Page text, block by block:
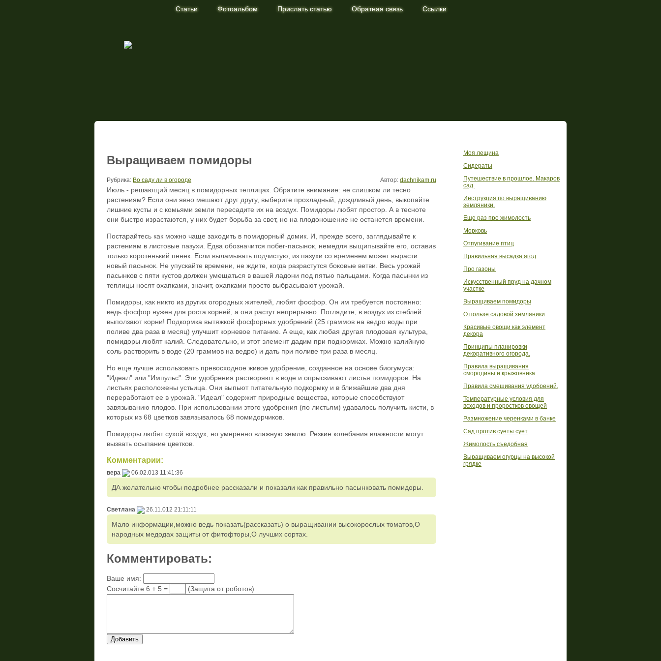
Статьи Фотоальбом Прислать статью Обратная связь Ссылки
Выращиваем помидоры
Рубрика: Во саду ли в огороде Автор: dachnikam.ru
Июль - решающий месяц в помидорных теплицах. Обратите внимание: не слишком ли тесно
растениям? Если они явно мешают друг другу, выберите прохладный, дождливый день, выкопайте
лишние кусты и с комьями земли пересадите их на воздух. Помидоры любят простор. А в тесноте
они быстро израстаются, у них будет борьба за свет, но на плодоношение не останется времени.
Постарайтесь как можно чаще заходить в помидорный домик. И, прежде всего, заглядывайте к
растениям в листовые пазухи. Едва обозначится побег-пасынок, немедля выщипывайте его, оставив
только коротенький пенек. Если выламывать подчистую, из пазухи со временем может вырасти
новый пасынок. Не упускайте времени, не ждите, когда разрастутся боковые ветви. Весь урожай
пасынков с пяти кустов должен умещаться в вашей ладони под пятью пальцами. Когда пасынки из
теплицы носят охапками, значит, охапками просто выбрасывают урожай.
Помидоры, как никто из других огородных жителей, любят фосфор. Он им требуется постоянно:
ведь фосфор нужен для роста корней, а они растут непрерывно. Поглядите, в воздух из стеблей
выползают корни! Подкормка вытяжкой фосфорных удобрений (25 граммов на ведро воды при
поливе два раза в месяц) улучшит корневое питание. А еще, как любая другая плодовая культура,
помидоры любят калий. Следовательно, и этот элемент дадим при подкормках. Можно калийную
соль растворить в воде (20 граммов на ведро) и дать при поливе три раза в месяц.
Но еще лучше использовать превосходное живое удобрение, созданное на основе биогумуса:
"Идеал" или "Импульс". Эти удобрения растворяют в воде и опрыскивают листья помидоров. На
листьях расположены устьица. Они выпьют питательную подкормку и в ближайшие два дня
переработают ее в урожай. "Идеал" содержит природные вещества, которые способствуют
завязыванию плодов. При использовании этого удобрения (по листьям) удавалось получить кисти, в
которых из 68 цветков завязывалось 68 помидорчиков.
Помидоры любят сухой воздух, но умеренно влажную землю. Резкие колебания влажности могут
вызвать осыпание цветков.
Комментарии:
вера 06.02.013 11:41:36
ДА желательно чтобы подробнее рассказали и показали как правильно пасынковать помидоры.
Светлана 26.11.012 21:11:11
Мало информации,можно ведь показать(рассказать) о выращивании высокорослых томатов,О
народных медодах защиты от фитофторы,О лучших сортах.
Комментировать:
Ваше имя:
Сосчитайте 6 + 5 =
(Защита от роботов)
Моя лещина
Сидераты
Путешествие в прошлое. Макаров
сад.
Инструкция по выращиванию
земляники.
Еще раз про жимолость
Морковь
Отпугивание птиц
Правильная высадка ягод
Про газоны
Искусственный пруд на дачном
участке
Выращиваем помидоры
О пользе садовой земляники
Красивые овощи как элемент
декора
Принципы планировки
декоративного огорода.
Правила выращивания
смородины и крыжовника
Правила смешивания удобрений.
Температурные условия для
всходов и проростков овощей
Размножение черенками в банке
Сад против суеты сует
Жимолость съедобная
Выращиваем огурцы на высокой
грядке